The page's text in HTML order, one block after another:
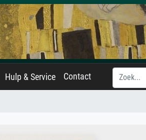
Hulp & Service Contact